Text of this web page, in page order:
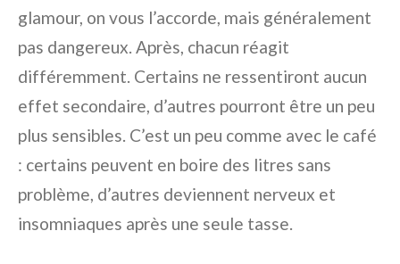
glamour, on vous l’accorde, mais généralement
pas dangereux. Après, chacun réagit
différemment. Certains ne ressentiront aucun
effet secondaire, d’autres pourront être un peu
plus sensibles. C’est un peu comme avec le café
: certains peuvent en boire des litres sans
problème, d’autres deviennent nerveux et
insomniaques après une seule tasse.